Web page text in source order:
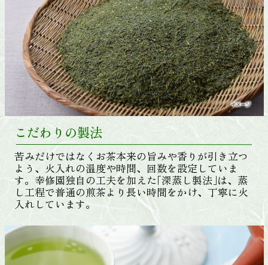
こだわりの製法
苦みだけではなくお茶本来の旨みや香りが引き立つ
よう、火入れの温度や時間、回数を設定していま
す。幸修園独自の工夫を加えた｢深蒸し製法｣は、蒸
し工程で普通の煎茶より長い時間をかけ、丁寧に火
入れしています。